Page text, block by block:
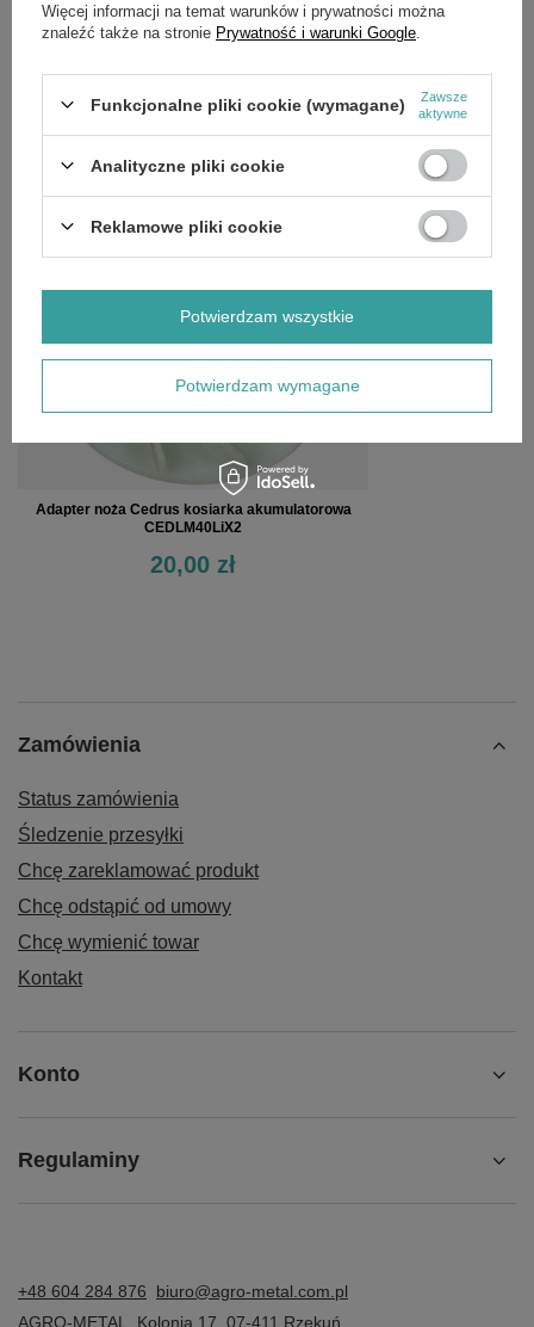
Marka Cedrus
OSTATNIO OGLĄDANE
Adapter noża Cedrus kosiarka akumulatorowa
CEDLM40LiX2
20,00 zł
Zamówienia
Status zamówienia
Śledzenie przesyłki
Chcę zareklamować produkt
Chcę odstąpić od umowy
Chcę wymienić towar
Kontakt
Konto
Regulaminy
+48 604 284 876
biuro@agro-metal.com.pl
AGRO-METAL
Kolonia 17 07-411 Rzekuń
Więcej informacji na temat warunków i prywatności można
znaleźć także na stronie Prywatność i warunki Google
Funkcjonalne pliki cookie (wymagane)
Zawsze
aktywne
Analityczne pliki cookie
Reklamowe pliki cookie
Potwierdzam wymagane
Potwierdzam wszystkie